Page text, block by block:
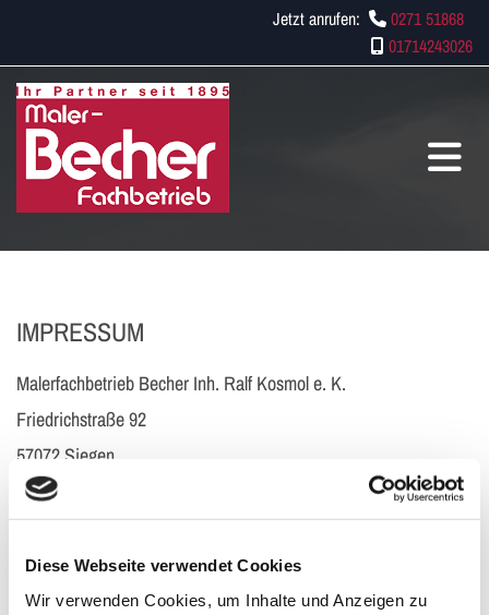
Diese Webseite verwendet Cookies
Wir verwenden Cookies, um Inhalte und Anzeigen zu
Jetzt anrufen:  0271 51868
01714243026
IMPRESSUM
Malerfachbetrieb Becher Inh. Ralf Kosmol e. K.
Friedrichstraße 92
57072 Siegen
Telefon:0271 51868
E-Mail: malerbetrieb-becher@t-online.de